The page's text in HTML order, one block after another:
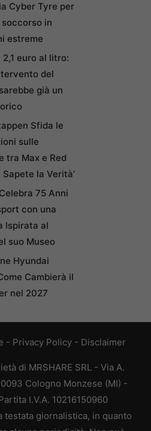
Cyber Tyre per
in
estreme
2,1 euro al litro:
del
già un
Sfida le
sulle
tra Max e Red
Sapete la Verità’
75 Anni
con una
Ispirata al
suo Museo
Hyundai
Cambierà il
nel 2027
- Privacy Policy - Disclaimer
di MRSHARE SRL - Via A.
Cologno Monzese (MI) -
I.V.A. 10216150960
testata giornalistica, in quanto